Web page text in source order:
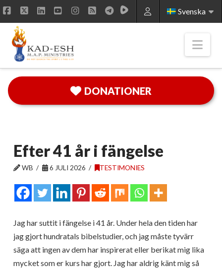
Svenska
Facebook
X LinkedInYouTubeInstagram
RSS
DONATIONER
Efter 41 år i fängelse
WB 6 JULI 2026 TESTIMONIES
Jag har suttit i fängelse i 41 år. Under hela den tiden har
jag gjort hundratals bibelstudier, och jag måste tyvärr
säga att ingen av dem har inspirerat eller berikat mig lika
mycket som er kurs har gjort. Jag har aldrig känt mig så